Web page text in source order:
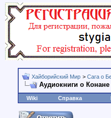
Хайборийский Мир > Сага о
Аудиокниги о Конане
Wiki Справка